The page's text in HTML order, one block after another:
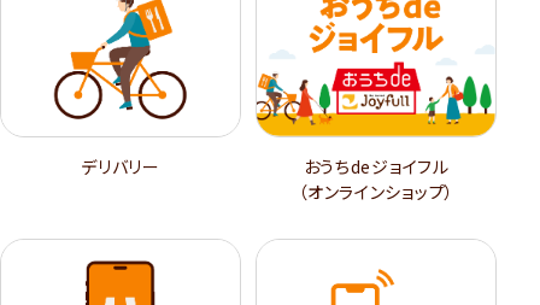
デリバリー
おうちdeジョイフル
（オンラインショップ）